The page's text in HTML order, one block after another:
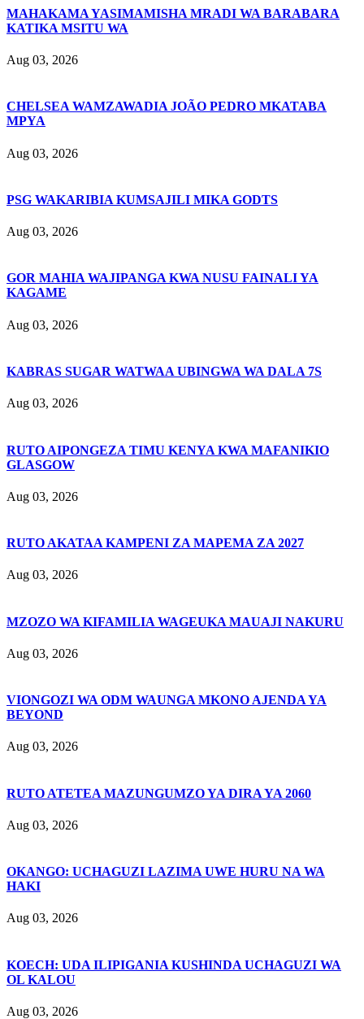
MAHAKAMA YASIMAMISHA MRADI WA BARABARA
KATIKA MSITU WA
Aug 03, 2026
CHELSEA WAMZAWADIA JOÃO PEDRO MKATABA
MPYA
Aug 03, 2026
PSG WAKARIBIA KUMSAJILI MIKA GODTS
Aug 03, 2026
GOR MAHIA WAJIPANGA KWA NUSU FAINALI YA
KAGAME
Aug 03, 2026
KABRAS SUGAR WATWAA UBINGWA WA DALA 7S
Aug 03, 2026
RUTO AIPONGEZA TIMU KENYA KWA MAFANIKIO
GLASGOW
Aug 03, 2026
RUTO AKATAA KAMPENI ZA MAPEMA ZA 2027
Aug 03, 2026
MZOZO WA KIFAMILIA WAGEUKA MAUAJI NAKURU
Aug 03, 2026
VIONGOZI WA ODM WAUNGA MKONO AJENDA YA
BEYOND
Aug 03, 2026
RUTO ATETEA MAZUNGUMZO YA DIRA YA 2060
Aug 03, 2026
OKANGO: UCHAGUZI LAZIMA UWE HURU NA WA
HAKI
Aug 03, 2026
KOECH: UDA ILIPIGANIA KUSHINDA UCHAGUZI WA
OL KALOU
Aug 03, 2026